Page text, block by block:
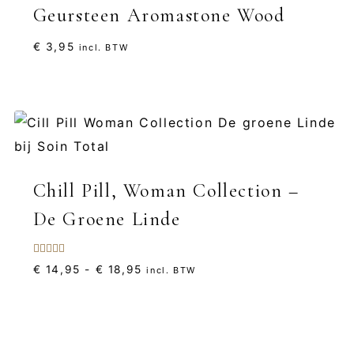
Geursteen Aromastone Wood
€ 3,95 incl. BTW
Chill Pill, Woman Collection –
De Groene Linde
Gewaardeerd
5.00
€ 14,95 - € 18,95 Prijsklasse:
incl. BTW